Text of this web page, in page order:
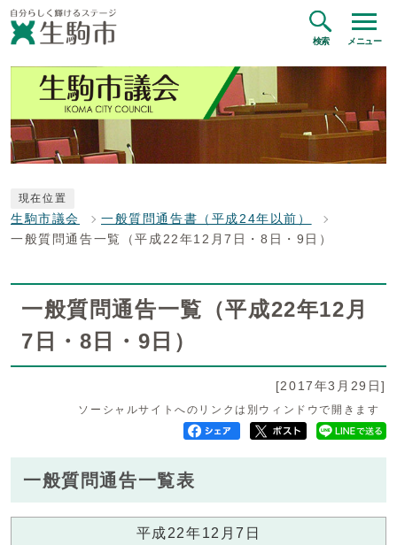
検索 メニュー
現在位置
生駒市議会
一般質問通告書（平成24年以前）
一般質問通告一覧（平成22年12月7日・8日・9日）
一般質問通告一覧（平成22年12月
7日・8日・9日）
[2017年3月29日]
ソーシャルサイトへのリンクは別ウィンドウで開きます
一般質問通告一覧表
平成22年12月7日